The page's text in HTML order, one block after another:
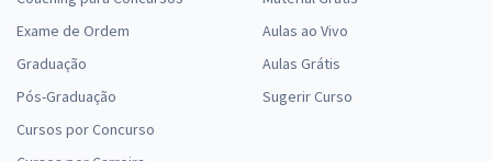
Exame de Ordem
Graduação
Pós-Graduação
Cursos por Concurso
Aulas ao Vivo
Aulas Grátis
Sugerir Curso